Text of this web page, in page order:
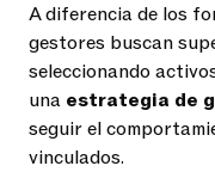
A diferencia de los
gestores buscan
seleccionando
una estrategia de
seguir el
vinculados.